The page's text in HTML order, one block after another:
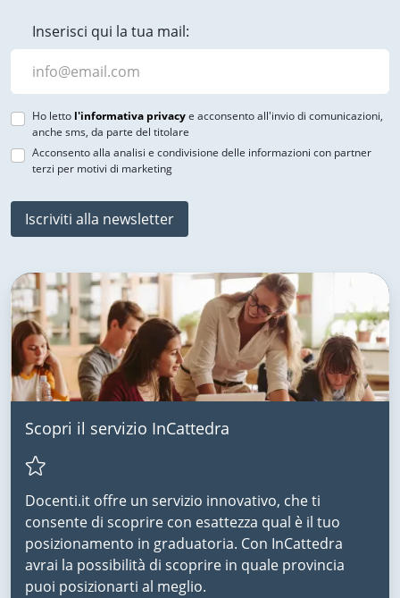
Inserisci qui la tua mail:
Ho letto l'informativa privacye acconsento all'invio di comunicazioni,
anche sms, da parte del titolare
Acconsento alla analisi e condivisione delle informazioni con partner
terzi per motivi di marketing
Iscriviti alla newsletter
Scopri il servizio InCattedra
Docenti.it offre un servizio innovativo, che ti
consente di scoprire con esattezza qual è il tuo
posizionamento in graduatoria. Con InCattedra
avrai la possibilità di scoprire in quale provincia
puoi posizionarti al meglio.